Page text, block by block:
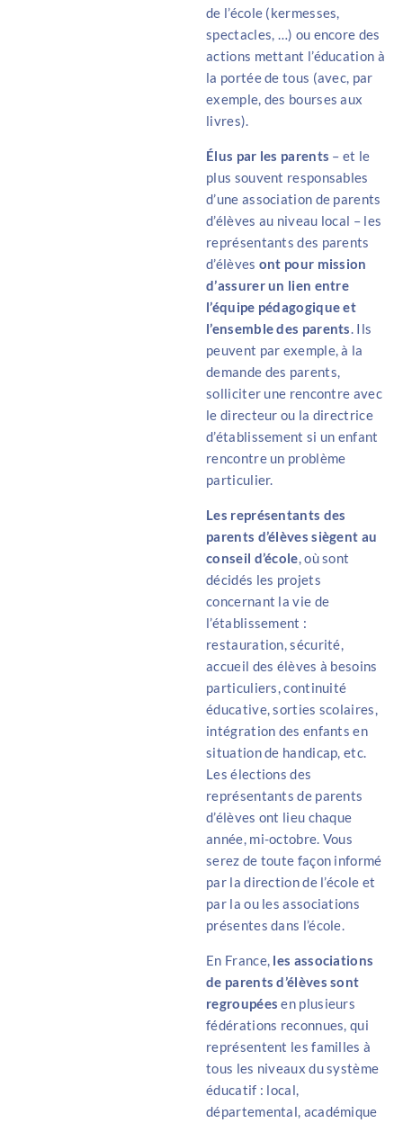
de l’école (kermesses,
spectacles, …) ou encore des
actions mettant l’éducation à
la portée de tous (avec, par
exemple, des bourses aux
livres).
Élus par les parents – et le
plus souvent responsables
d’une association de parents
d’élèves au niveau local – les
représentants des parents
d’élèves ont pour mission
d’assurer un lien entre
l’équipe pédagogique et
l’ensemble des parents. Ils
peuvent par exemple, à la
demande des parents,
solliciter une rencontre avec
le directeur ou la directrice
d’établissement si un enfant
rencontre un problème
particulier.
Les représentants des
parents d’élèves siègent au
conseil d’école, où sont
décidés les projets
concernant la vie de
l’établissement :
restauration, sécurité,
accueil des élèves à besoins
particuliers, continuité
éducative, sorties scolaires,
intégration des enfants en
situation de handicap, etc.
Les élections des
représentants de parents
d’élèves ont lieu chaque
année, mi-octobre. Vous
serez de toute façon informé
par la direction de l’école et
par la ou les associations
présentes dans l’école.
En France, les associations
de parents d’élèves sont
regroupées en plusieurs
fédérations reconnues, qui
représentent les familles à
tous les niveaux du système
éducatif : local,
départemental, académique